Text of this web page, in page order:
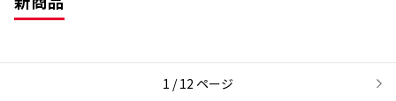
1 / 12 ページ 次